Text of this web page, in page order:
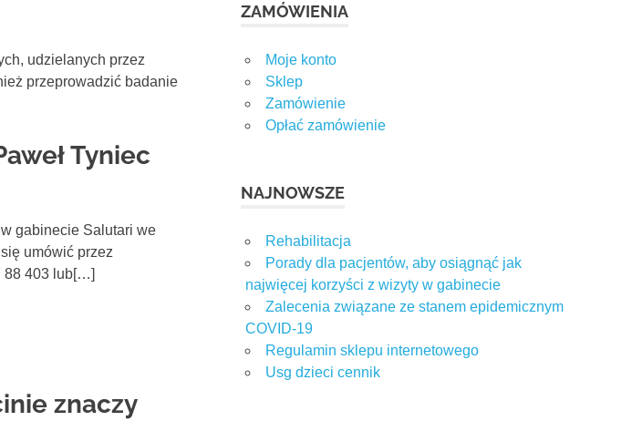
udzielanych przez
przeprowadzić badanie
Tyniec
gabinecie Salutari we
umówić przez
88 403 lub[…]
znaczy
ZAMÓWIENIA
Moje konto
Sklep
Zamówienie
Opłać zamówienie
NAJNOWSZE
Rehabilitacja
Porady dla pacjentów, aby osiągnąć jak
najwięcej korzyści z wizyty w gabinecie
Zalecenia związane ze stanem epidemicznym
COVID-19
Regulamin sklepu internetowego
Usg dzieci cennik